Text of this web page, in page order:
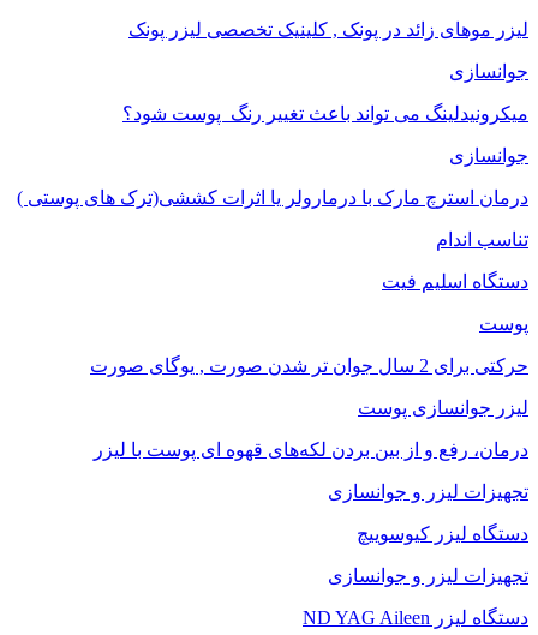
لیزر موهای زائد در پونک , کلینیک تخصصی لیزر پونک
جوانسازی
میکرونیدلینگ می تواند باعث تغییر رنگ ‍ پوست شود؟
جوانسازی
درمان استرچ مارک با درمارولر یا اثرات کششی(ترک های پوستی )
تناسب اندام
دستگاه اسلیم فیت
پوست
حرکتی برای 2 سال جوان تر شدن صورت , یوگای صورت
لیزر جوانسازی پوست
درمان، رفع و از بین بردن لکه‌های قهوه ای پوست با لیزر
تجهیزات لیزر و جوانسازی
دستگاه لیزر کیوسوییچ
تجهیزات لیزر و جوانسازی
دستگاه لیزر ND YAG Aileen